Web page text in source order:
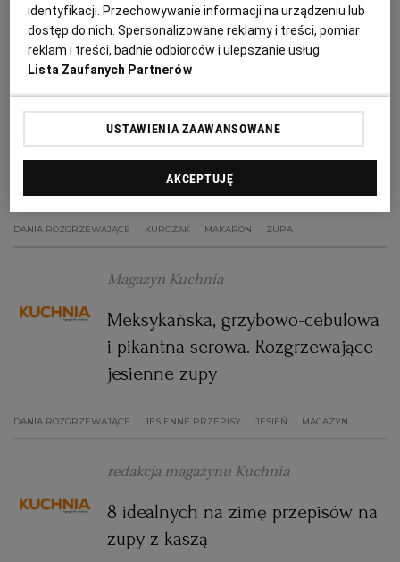
POZNAŃ
RADOM
RYBNIK
SZCZECIN
TORUŃ
TRÓJMIASTO
WAŁBRZYCH
WARSZAWA
PODRÓŻE
WIDEO
FORUM
Zupa z soczewicy
DANIA OBIADOWE DANIA WEGETARIAŃSKIE
Magazyn Kuchnia
Kiedy łatwo o przeziębienie, warto
jeść rozgrzewające obiady
DANIA ROZGRZEWAJĄCE KURCZAK MAKARON ZUPA
Magazyn Kuchnia
Meksykańska, grzybowo-cebulowa
i pikantna serowa. Rozgrzewające
jesienne zupy
DANIA ROZGRZEWAJĄCE JESIENNE PRZEPISY JESIEŃ MAGAZYN
redakcja magazynu Kuchnia
8 idealnych na zimę przepisów na
zupy z kaszą
identyfikacji. Przechowywanie informacji na urządzeniu lub
dostęp do nich. Spersonalizowane reklamy i treści, pomiar
reklam i treści, badnie odbiorców i ulepszanie usług.
Lista Zaufanych Partnerów
USTAWIENIA ZAAWANSOWANE
AKCEPTUJĘ